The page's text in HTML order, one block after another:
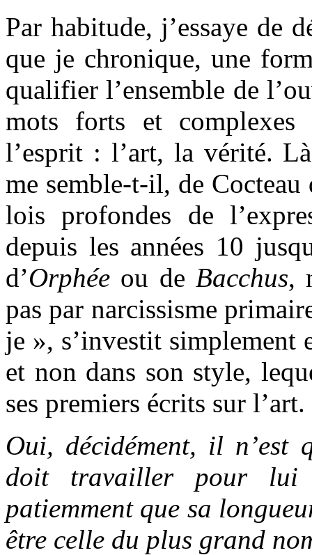
Par habitude, j’essaye de
que je chronique, une
qualifier l’ensemble de
mots forts et
l’esprit : l’art, la vérité.
me semble-t-il, de Cocteau
lois profondes de
depuis les années 10
d’Orphée ou de Bacchus,
pas par narcissisme
je », s’investit simplement
et non dans son style,
ses premiers écrits sur l’art.
Oui, décidément, il n’est
doit travailler pour lui
patiemment que sa
être celle du plus grand